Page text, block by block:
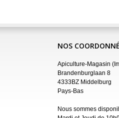
NOS
Apiculture-Magasin
Brandenburglaan 8
4333BZ Middelburg
Pays-Bas
Nous sommes